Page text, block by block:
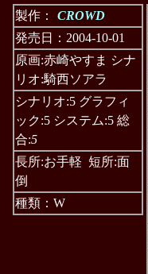
製作：
CROWD
発売日：2004-10-01
原画:赤崎やすま シナ
リオ:騎西ソアラ
シナリオ:5 グラフィ
ック:5 システム:5 総
合:5
長所:お手軽 短所:面
倒
種類：W